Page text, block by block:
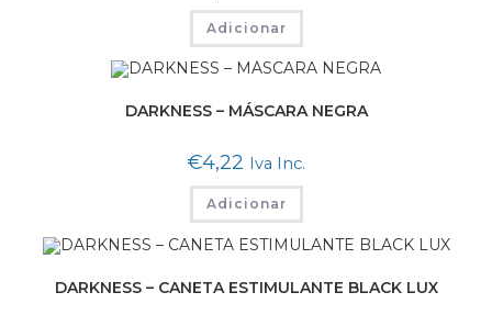
Adicionar
DARKNESS – MÁSCARA NEGRA
€4,22 Iva Inc.
Adicionar
DARKNESS – CANETA ESTIMULANTE BLACK LUX